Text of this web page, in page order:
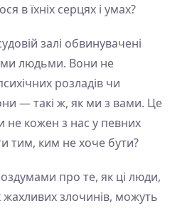
в їхніх серцях і умах?
залі обвинувачені
людьми. Вони не
розладів чи
— такі ж, як ми з вами. Це
не кожен з нас у певних
тим, ким не хоче бути?
про те, як ці люди,
жахливих злочинів, можуть